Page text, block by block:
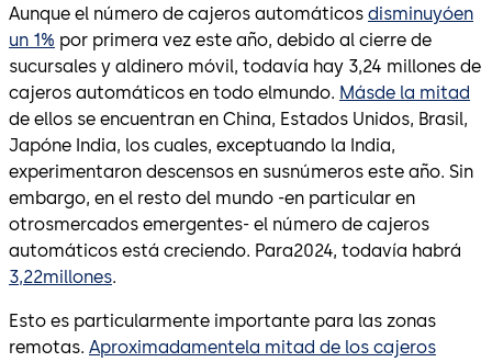
Aunque el número de cajeros automáticos disminuyóen
un 1% por primera vez este año, debido al cierre de
sucursales y aldinero móvil, todavía hay 3,24 millones de
cajeros automáticos en todo elmundo. Másde la mitad
de ellos se encuentran en China, Estados Unidos, Brasil,
Japóne India, los cuales, exceptuando la India,
experimentaron descensos en susnúmeros este año. Sin
embargo, en el resto del mundo -en particular en
otrosmercados emergentes- el número de cajeros
automáticos está creciendo. Para2024, todavía habrá
3,22millones.
Esto es particularmente importante para las zonas
remotas. Aproximadamentela mitad de los cajeros